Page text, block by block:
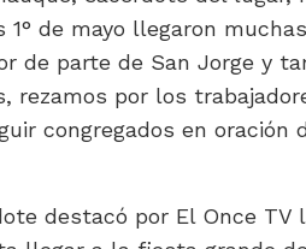
1° de mayo llegaron
de parte de San Jorge y
rezamos por los
congregados en
destacó por El Once